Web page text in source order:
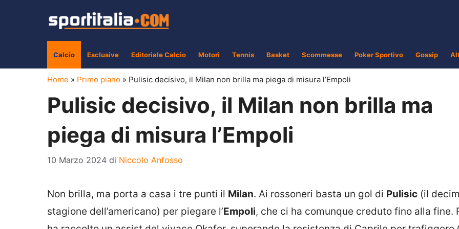
Calcio Esclusive Editoriale Calcio Motori Tennis Basket Scommesse Poker Sportivo Gossip
Home » Primo piano » Pulisic decisivo, il Milan non brilla ma piega di misura l’Empoli
Pulisic decisivo, il Milan non brilla ma
piega di misura l’Empoli
10 Marzo 2024 di Niccolo Anfosso
Non brilla, ma porta a casa i tre punti il Milan. Ai rossoneri basta un gol di Pulisic (il
stagione dell’americano) per piegare l’Empoli, che ci ha comunque creduto fino alla fine.